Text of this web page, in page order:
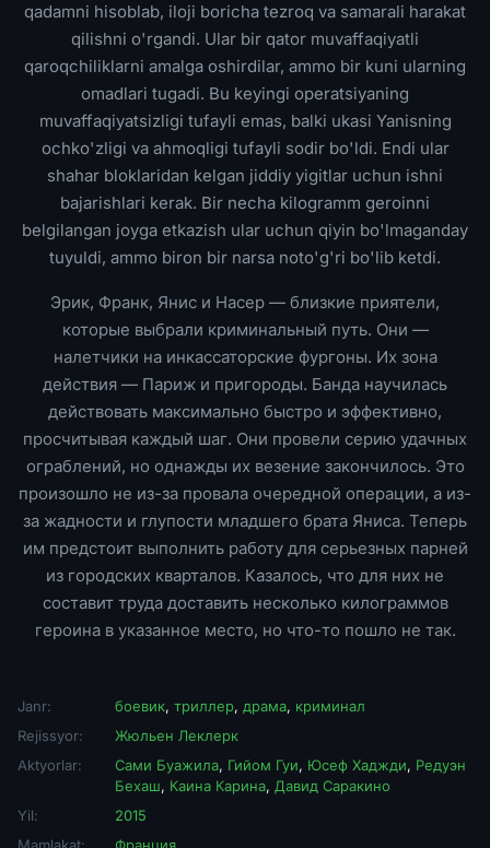
qadamni hisoblab, iloji boricha tezroq va samarali harakat
qilishni o'rgandi. Ular bir qator muvaffaqiyatli
qaroqchiliklarni amalga oshirdilar, ammo bir kuni ularning
omadlari tugadi. Bu keyingi operatsiyaning
muvaffaqiyatsizligi tufayli emas, balki ukasi Yanisning
ochko'zligi va ahmoqligi tufayli sodir bo'ldi. Endi ular
shahar bloklaridan kelgan jiddiy yigitlar uchun ishni
bajarishlari kerak. Bir necha kilogramm geroinni
belgilangan joyga etkazish ular uchun qiyin bo'lmaganday
tuyuldi, ammo biron bir narsa noto'g'ri bo'lib ketdi.
Эрик, Франк, Янис и Насер — близкие приятели,
которые выбрали криминальный путь. Они —
налетчики на инкассаторские фургоны. Их зона
действия — Париж и пригороды. Банда научилась
действовать максимально быстро и эффективно,
просчитывая каждый шаг. Они провели серию удачных
ограблений, но однажды их везение закончилось. Это
произошло не из-за провала очередной операции, а из-
за жадности и глупости младшего брата Яниса. Теперь
им предстоит выполнить работу для серьезных парней
из городских кварталов. Казалось, что для них не
составит труда доставить несколько килограммов
героина в указанное место, но что-то пошло не так.
Janr: боевик, триллер, драма, криминал
Rejissyor:
Жюльен Леклерк
Aktyorlar:
Сами Буажила, Гийом Гуи, Юсеф Хаджди, Редуэн
Бехаш, Каина Карина, Давид Саракино
Yil:
2015